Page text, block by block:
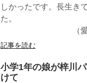
しかったです。長生き
た
（愛知県
記事を読む
小学1年の娘が梓川
けて